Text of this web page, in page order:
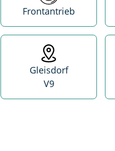
Frontantrieb
Standort
Gleisdorf
V9